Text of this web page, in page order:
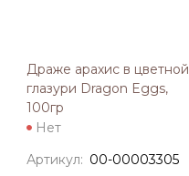
Драже арахис в цветной
глазури Dragon Eggs,
100гр
Нет
Артикул: 00-00003305